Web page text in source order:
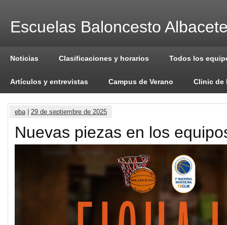
Escuelas Baloncesto
Noticias Clasificaciones y horarios Todos los
Artículos y entrevistas Campus de Verano Clinic de
eba| 29 de septiembre de 2025
Nuevas piezas en los